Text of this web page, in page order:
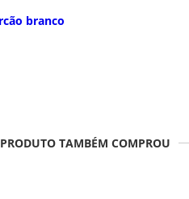
branco
TAMBÉM COMPROU